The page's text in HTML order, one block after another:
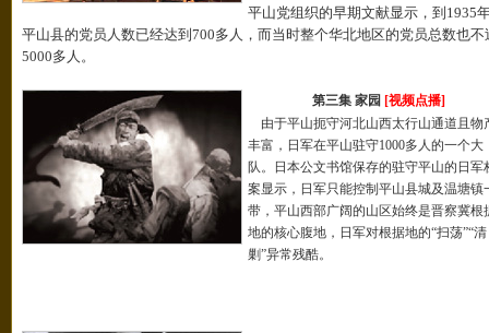
平山党组织的早期文献显示，到1935
平山县的党员人数已经达到700多人，而当时整个华北地区的党员总数也不
5000多人。
第三集 家园 [视频点播]
由于平山扼守河北山西太行山通道且物
丰富，日军在平山驻守1000多人的一个大
队。日本公文书馆保存的驻守平山的日军
案显示，日军只能控制平山县城及温塘镇
带，平山西部广阔的山区始终是晋察冀根
地的核心腹地，日军对根据地的“扫荡”“清
剿”异常残酷。